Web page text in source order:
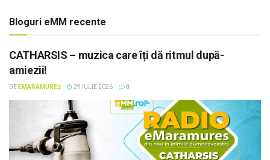
Bloguri eMM recente
CATHARSIS – muzica care îți dă ritmul după-
amiezii!
DE EMARAMUREȘ 29 IULIE 2026 0